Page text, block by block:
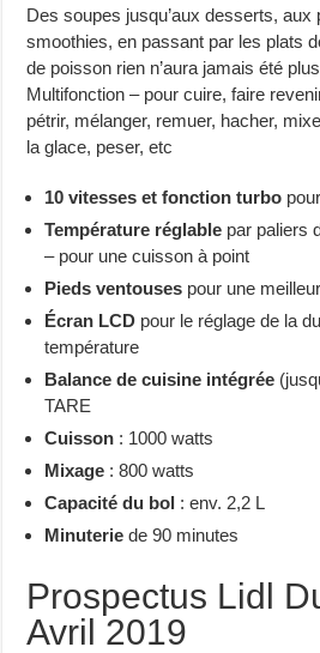
Des soupes jusqu’aux desserts, aux
smoothies, en passant par les plats
de poisson rien n’aura jamais été
Multifonction – pour cuire, faire
pétrir, mélanger, remuer, hacher,
la glace, peser, etc
10 vitesses et fonction turbo
Température réglable par paliers
– pour une cuisson à point
Pieds ventouses pour une
Écran LCD pour le réglage de la
température
Balance de cuisine intégrée
TARE
Cuisson : 1000 watts
Mixage : 800 watts
Capacité du bol : env. 2,2 L
Minuterie de 90 minutes
Prospectus Lidl
Avril 2019